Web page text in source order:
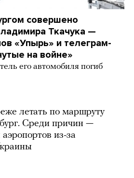
совершено
Ткачука —
«Упырь» и телеграм-
на войне»
его автомобиля погиб
летать по маршруту
Среди причин —
из-за